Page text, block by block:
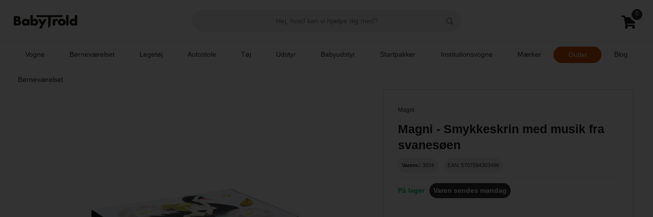
0
Vogne Børneværelset Legetøj Autostole Tøj Udstyr Babyudstyr Startpakker Institutionsvogne Mærker Outlet Blog
Børneværelset
Magni
Magni - Smykkeskrin med musik fra
svanesøen
Varenr.: 3034 EAN: 5707594303498
På lager Varen sendes mandag